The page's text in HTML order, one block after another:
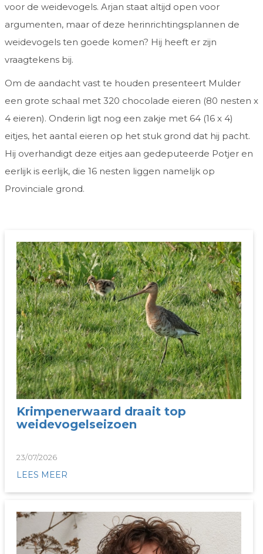
voor de weidevogels. Arjan staat altijd open voor
argumenten, maar of deze herinrichtingsplannen de
weidevogels ten goede komen? Hij heeft er zijn
vraagtekens bij.
Om de aandacht vast te houden presenteert Mulder
een grote schaal met 320 chocolade eieren (80 nesten x
4 eieren). Onderin ligt nog een zakje met 64 (16 x 4)
eitjes, het aantal eieren op het stuk grond dat hij pacht.
Hij overhandigt deze eitjes aan gedeputeerde Potjer en
eerlijk is eerlijk, die 16 nesten liggen namelijk op
Provinciale grond.
Krimpenerwaard draait top
weidevogelseizoen
23/07/2026
LEES MEER